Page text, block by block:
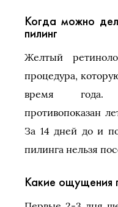
Когда можно
пилинг
Желтый
процедура,
время года.
противопоказан
За 14 дней до и
пилинга нельзя
Какие ощущения